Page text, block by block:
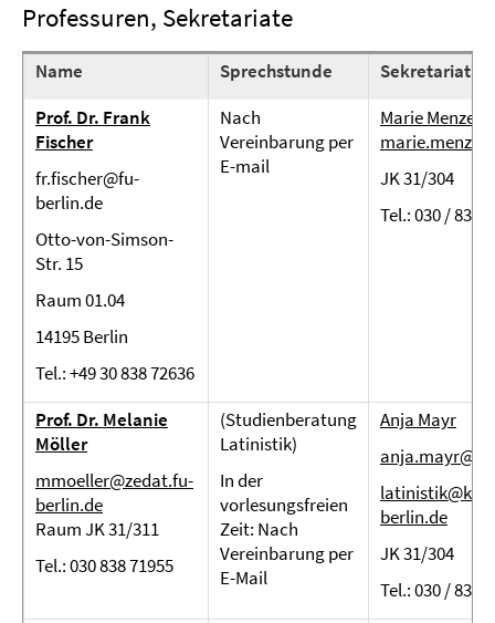
Professuren, Sekretariate
Name Sprechstunde
Sekretariat
Prof. Dr. Frank
Fischer
fr.fischer@fu-
berlin.de
Otto-von-Simson-
Str. 15
Raum 01.04
14195 Berlin
Tel.: +49 30 838 72636
Nach
Vereinbarung per
E-mail
Marie Menzel
JK 31/304
Tel.: 030 / 838
Prof. Dr. Melanie
Möller
mmoeller@zedat.fu-
berlin.de
Raum JK 31/311
Tel.: 030 838 71955
(Studienberatung
Latinistik)
In der
vorlesungsfreien
Zeit: Nach
Vereinbarung per
E-Mail
Anja Mayr
berlin.de
JK 31/304
Tel.: 030 / 838